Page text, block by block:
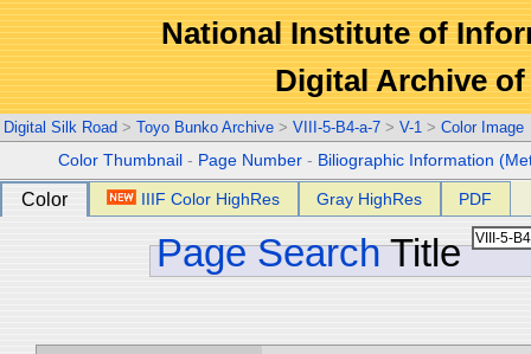
National Institute of
Digital Archive
Digital Silk Road > Toyo Bunko Archive > VIII-5-B4-a-7 > V-1 > Color Image
Color Thumbnail - Page Number - Biliographic Information
Color IIIF Color HighRes Gray HighRes PDF
Page Search Title